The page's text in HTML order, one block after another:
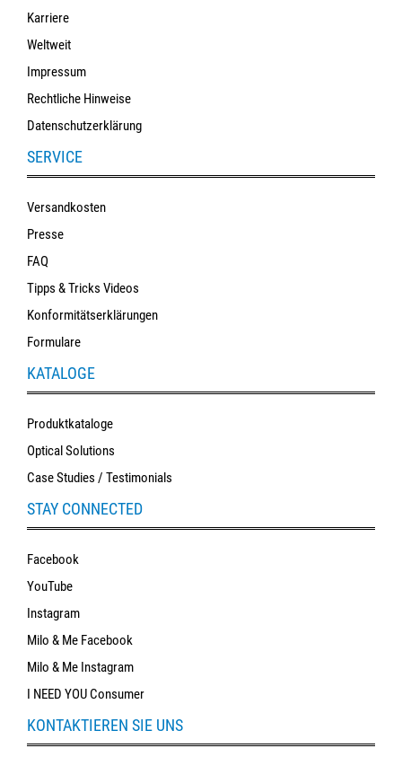
Karriere
Weltweit
Impressum
Rechtliche Hinweise
Datenschutzerklärung
SERVICE
Versandkosten
Presse
FAQ
Tipps & Tricks Videos
Konformitätserklärungen
Formulare
KATALOGE
Produktkataloge
Optical Solutions
Case Studies / Testimonials
STAY CONNECTED
Facebook
YouTube
Instagram
Milo & Me Facebook
Milo & Me Instagram
I NEED YOU Consumer
KONTAKTIEREN SIE UNS